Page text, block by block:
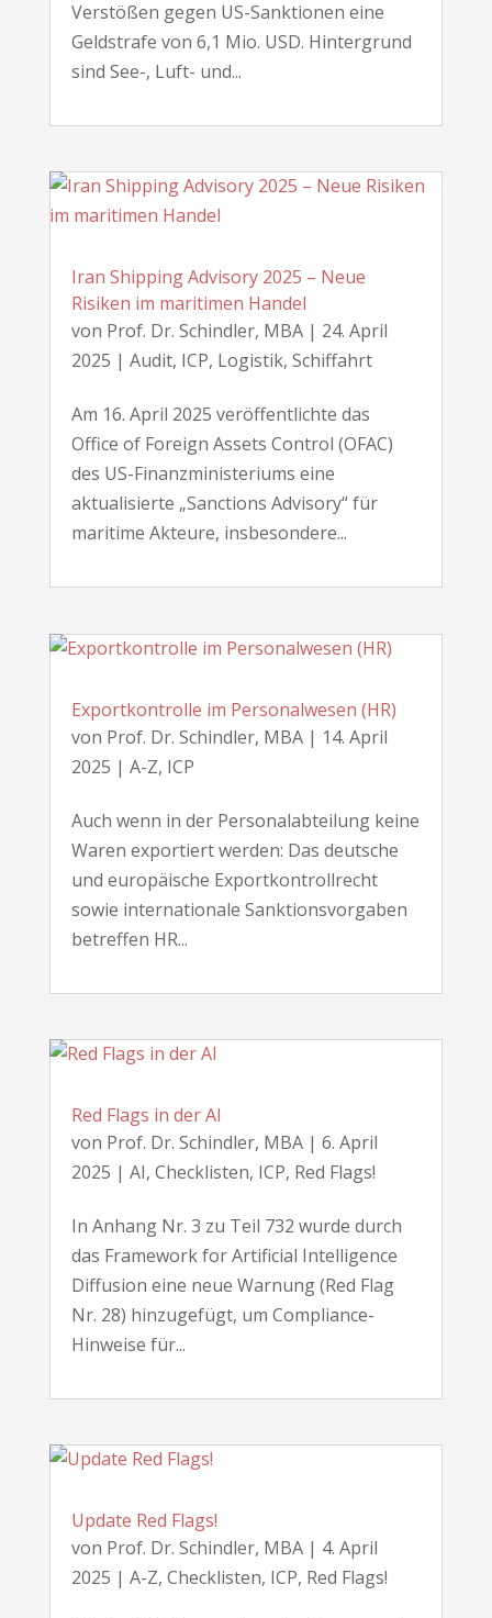
Verstößen gegen US-Sanktionen eine
Geldstrafe von 6,1 Mio. USD. Hintergrund
sind See-, Luft- und...
Iran Shipping Advisory 2025 – Neue
Risiken im maritimen Handel
von Prof. Dr. Schindler, MBA| 24. April
2025 | Audit, ICP, Logistik, Schiffahrt
Am 16. April 2025 veröffentlichte das
Office of Foreign Assets Control (OFAC)
des US-Finanzministeriums eine
aktualisierte „Sanctions Advisory“ für
maritime Akteure, insbesondere...
Exportkontrolle im Personalwesen (HR)
von Prof. Dr. Schindler, MBA| 14. April
2025 | A-Z, ICP
Auch wenn in der Personalabteilung keine
Waren exportiert werden: Das deutsche
und europäische Exportkontrollrecht
sowie internationale Sanktionsvorgaben
betreffen HR...
Red Flags in der AI
von Prof. Dr. Schindler, MBA| 6. April
2025 | AI, Checklisten, ICP, Red Flags!
In Anhang Nr. 3 zu Teil 732 wurde durch
das Framework for Artificial Intelligence
Diffusion eine neue Warnung (Red Flag
Nr. 28) hinzugefügt, um Compliance-
Hinweise für...
Update Red Flags!
von Prof. Dr. Schindler, MBA| 4. April
2025 | A-Z, Checklisten, ICP, Red Flags!